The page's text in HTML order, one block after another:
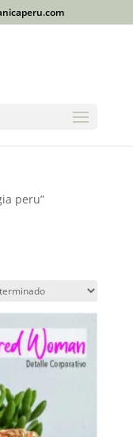
peru”